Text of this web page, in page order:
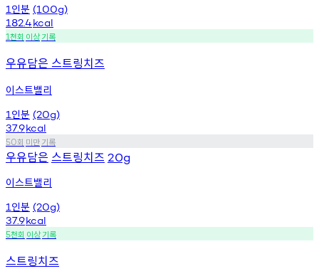
1 인분 (100g)
182.4kcal
1천회 이상기록
우유담은 스트링치즈
이스트밸리
1 인분 (20g)
37.9kcal
50회 미만기록
우유담은 스트링치즈 20g
이스트밸리
1 인분 (20g)
37.9kcal
5천회 이상기록
스트링치즈